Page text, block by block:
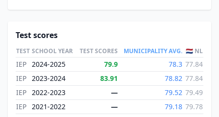
Test scores
TEST SCHOOL YEAR TEST SCORES MUNICIPALITY AVG. 🇳🇱 NL
IEP 2024-2025 79.9 78.3 77.84
IEP 2023-2024 83.91 78.82 77.84
IEP 2022-2023 — 79.52 79.49
IEP 2021-2022 — 79.18 79.78